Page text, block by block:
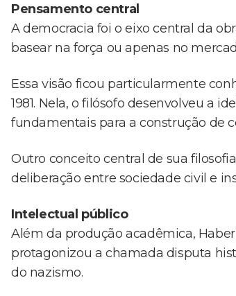
Pensamento central
A democracia foi o eixo central da
basear na força ou apenas no
Essa visão ficou particularmente
1981. Nela, o filósofo desenvolveu a
fundamentais para a construção de
Outro conceito central de sua
deliberação entre sociedade civil e
Intelectual público
Além da produção acadêmica,
protagonizou a chamada disputa
do nazismo.